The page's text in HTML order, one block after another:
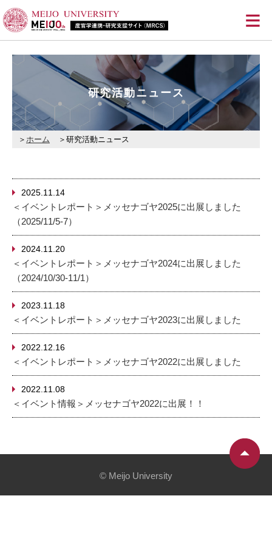
≡
研究活動ニュース
ホーム 研究活動ニュース
2025.11.14
＜イベントレポート＞メッセナゴヤ2025に出展しました
（2025/11/5-7）
2024.11.20
＜イベントレポート＞メッセナゴヤ2024に出展しました
（2024/10/30-11/1）
2023.11.18
＜イベントレポート＞メッセナゴヤ2023に出展しました
2022.12.16
＜イベントレポート＞メッセナゴヤ2022に出展しました
2022.11.08
＜イベント情報＞メッセナゴヤ2022に出展！！
© Meijo University